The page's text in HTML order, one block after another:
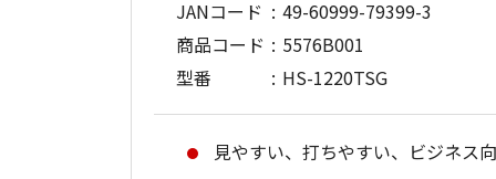
JANコード
49-60999-79399-3
商品コード
5576B001
型番
HS-1220TSG
見やすい、打ちやすい、ビジネス